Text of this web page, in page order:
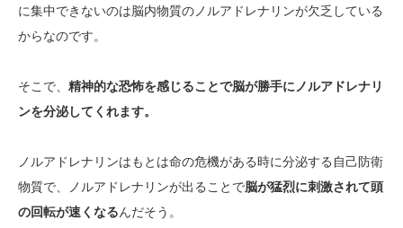
に集中できないのは脳内物質のノルアドレナリンが欠乏している
からなのです。
そこで、 精神的な恐怖を感じることで脳が勝手にノルアドレナリ
ンを分泌してくれます。
ノルアドレナリンはもとは命の危機がある時に分泌する自己防衛
物質で、ノルアドレナリンが出ることで脳が猛烈に刺激されて頭
の回転が速くなるんだそう。